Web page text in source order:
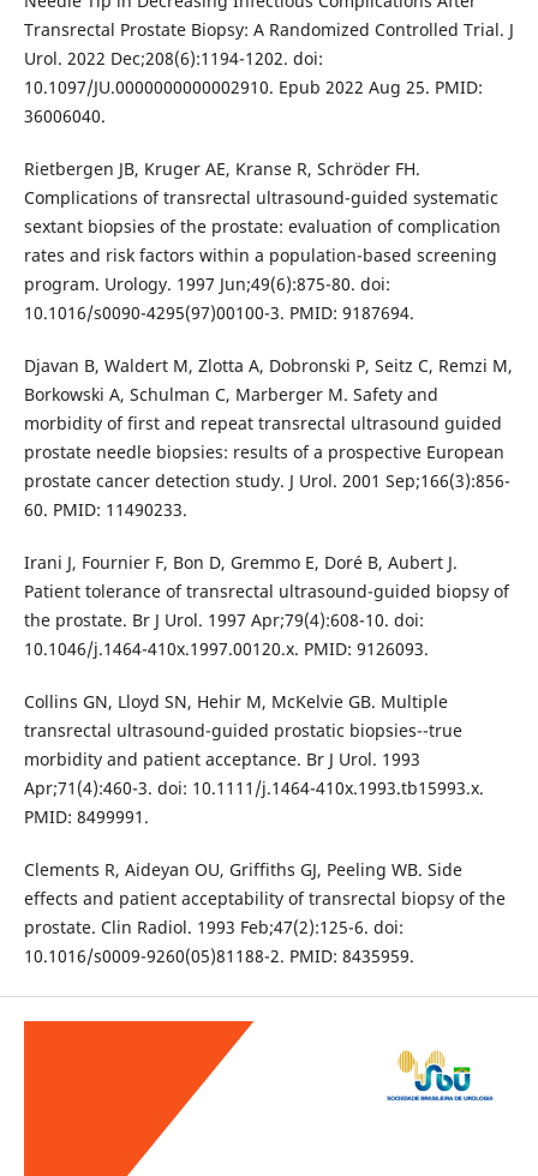
Transrectal Prostate Biopsy: A Randomized Controlled Trial. J
Urol. 2022 Dec;208(6):1194-1202. doi:
10.1097/JU.0000000000002910. Epub 2022 Aug 25. PMID:
36006040.
Rietbergen JB, Kruger AE, Kranse R, Schröder FH.
Complications of transrectal ultrasound-guided systematic
sextant biopsies of the prostate: evaluation of complication
rates and risk factors within a population-based screening
program. Urology. 1997 Jun;49(6):875-80. doi:
10.1016/s0090-4295(97)00100-3. PMID: 9187694.
Djavan B, Waldert M, Zlotta A, Dobronski P, Seitz C, Remzi M,
Borkowski A, Schulman C, Marberger M. Safety and
morbidity of first and repeat transrectal ultrasound guided
prostate needle biopsies: results of a prospective European
prostate cancer detection study. J Urol. 2001 Sep;166(3):856-
60. PMID: 11490233.
Irani J, Fournier F, Bon D, Gremmo E, Doré B, Aubert J.
Patient tolerance of transrectal ultrasound-guided biopsy of
the prostate. Br J Urol. 1997 Apr;79(4):608-10. doi:
10.1046/j.1464-410x.1997.00120.x. PMID: 9126093.
Collins GN, Lloyd SN, Hehir M, McKelvie GB. Multiple
transrectal ultrasound-guided prostatic biopsies--true
morbidity and patient acceptance. Br J Urol. 1993
Apr;71(4):460-3. doi: 10.1111/j.1464-410x.1993.tb15993.x.
PMID: 8499991.
Clements R, Aideyan OU, Griffiths GJ, Peeling WB. Side
effects and patient acceptability of transrectal biopsy of the
prostate. Clin Radiol. 1993 Feb;47(2):125-6. doi:
10.1016/s0009-9260(05)81188-2. PMID: 8435959.